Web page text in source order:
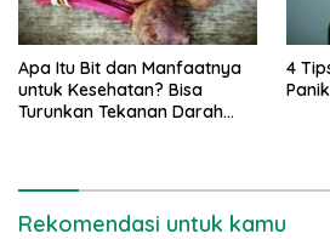
Apa Itu Bit dan Manfaatnya
untuk Kesehatan? Bisa
Turunkan Tekanan Darah
4
Rekomendasi untuk kamu